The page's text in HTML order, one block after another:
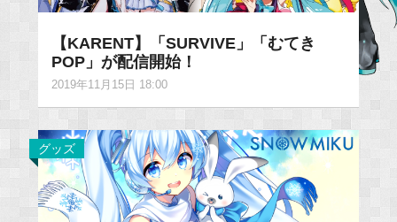
【KARENT】「SURVIVE」「むてき
POP」が配信開始！
2019年11月15日 18:00
グッズ